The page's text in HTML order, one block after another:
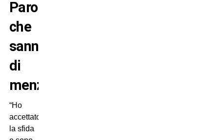
Parole
che
sanno
di
menzogna?
“Ho
accettato
la sfida